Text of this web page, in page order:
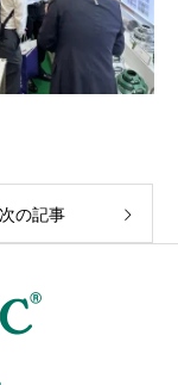
次の記事